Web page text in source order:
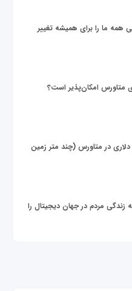
همه ما را برای همیشه تغییر
متاورس امکان‌پذیر است؟
4.3 میلیون دلاری در متاورس (چند متر زمین
مردم در جهان دیجیتال را